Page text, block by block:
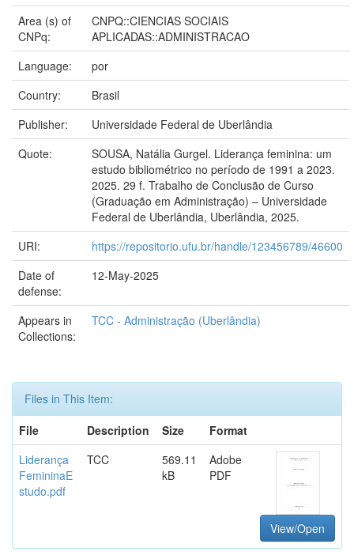
Area (s) of
CNPq:
CNPQ::CIENCIAS SOCIAIS
APLICADAS::ADMINISTRACAO
Language:
por
Country:
Brasil
Publisher:
Universidade Federal de Uberlândia
Quote:
SOUSA, Natália Gurgel. Liderança feminina: um
estudo bibliométrico no período de 1991 a 2023.
2025. 29 f. Trabalho de Conclusão de Curso
(Graduação em Administração) – Universidade
Federal de Uberlândia, Uberlândia, 2025.
URI:
https://repositorio.ufu.br/handle/123456789/46600
Date of
defense:
12-May-2025
Appears in
Collections:
TCC - Administração (Uberlândia)
Files in This Item:
File
Description Size
Format
Liderança
FemininaE
studo.pdf
TCC
569.11
kB
Adobe
PDF
View/Open